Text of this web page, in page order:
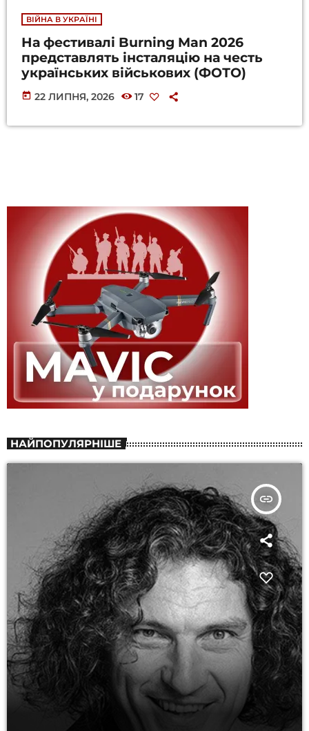
ВІЙНА В УКРАЇНІ
На фестивалі Burning Man 2026
представлять інсталяцію на честь
українських військових (ФОТО)
today 22 ЛИПНЯ, 2026 17
НАЙПОПУЛЯРНІШЕ
insert_link